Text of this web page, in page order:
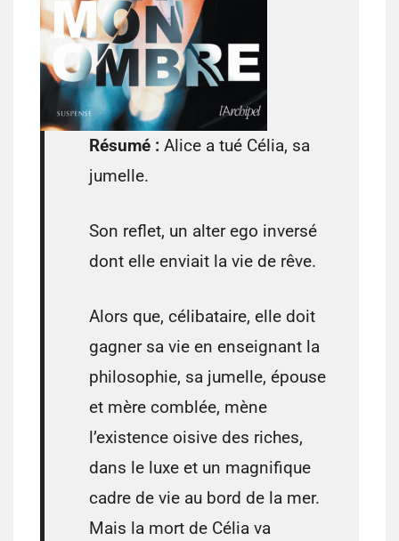
Résumé : Alice a tué Célia, sa
jumelle.
Son reflet, un alter ego inversé
dont elle enviait la vie de rêve.
Alors que, célibataire, elle doit
gagner sa vie en enseignant la
philosophie, sa jumelle, épouse
et mère comblée, mène
l’existence oisive des riches,
dans le luxe et un magnifique
cadre de vie au bord de la mer.
Mais la mort de Célia va